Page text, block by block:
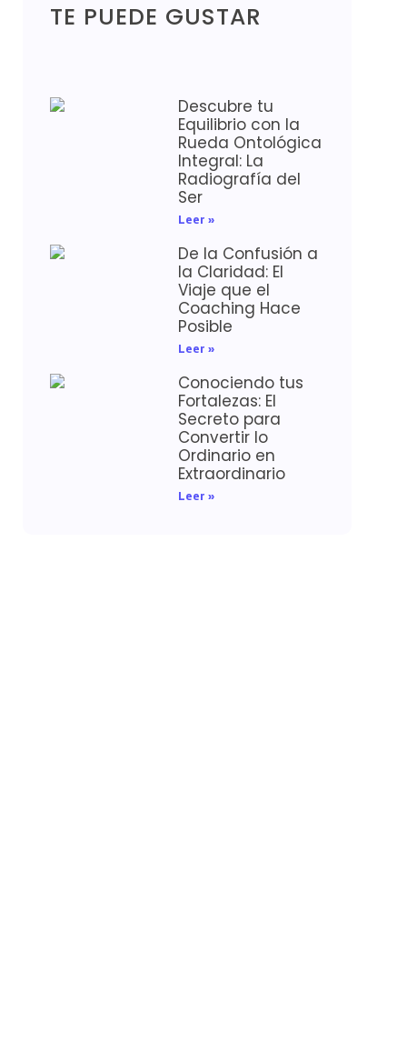
TE PUEDE GUSTAR
Descubre tu
Equilibrio con la
Rueda Ontológica
Integral: La
Radiografía del
Ser
Leer »
De la Confusión a
la Claridad: El
Viaje que el
Coaching Hace
Posible
Leer »
Conociendo tus
Fortalezas: El
Secreto para
Convertir lo
Ordinario en
Extraordinario
Leer »